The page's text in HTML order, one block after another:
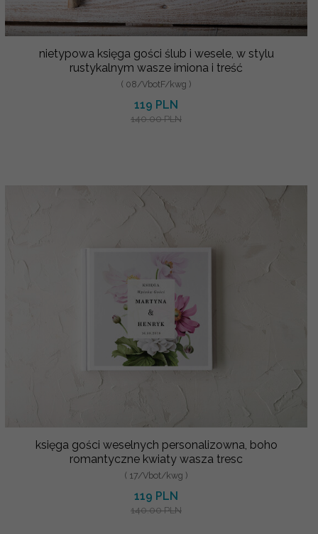
nietypowa księga gości ślub i wesele, w stylu
rustykalnym wasze imiona i treść
( 08/VbotF/kwg )
119 PLN
140.00 PLN
księga gości weselnych personalizowna, boho
romantyczne kwiaty wasza tresc
( 17/Vbot/kwg )
119 PLN
140.00 PLN